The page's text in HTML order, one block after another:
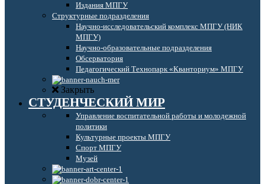
Издания МПГУ
Структурные подразделения
Научно-исследовательский комплекс МПГУ (НИК
МПГУ)
Научно-образовательные подразделения
Обсерватория
Педагогический Технопарк «Кванториум» МПГУ
Закрыть
СТУДЕНЧЕСКИЙ МИР
Управление воспитательной работы и молодежной
политики
Культурные проекты МПГУ
Спорт МПГУ
Музей